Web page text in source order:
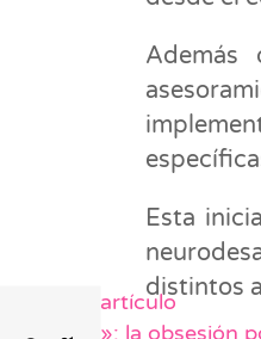
Además
Esta
distintos
Siguiente artículo
«Maxxing»: la obsesión